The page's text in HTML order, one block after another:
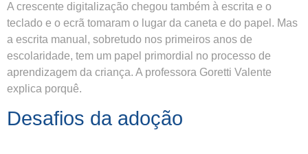
A crescente digitalização chegou também à escrita e o
teclado e o ecrã tomaram o lugar da caneta e do papel. Mas
a escrita manual, sobretudo nos primeiros anos de
escolaridade, tem um papel primordial no processo de
aprendizagem da criança. A professora Goretti Valente
explica porquê.
Desafios da adoção